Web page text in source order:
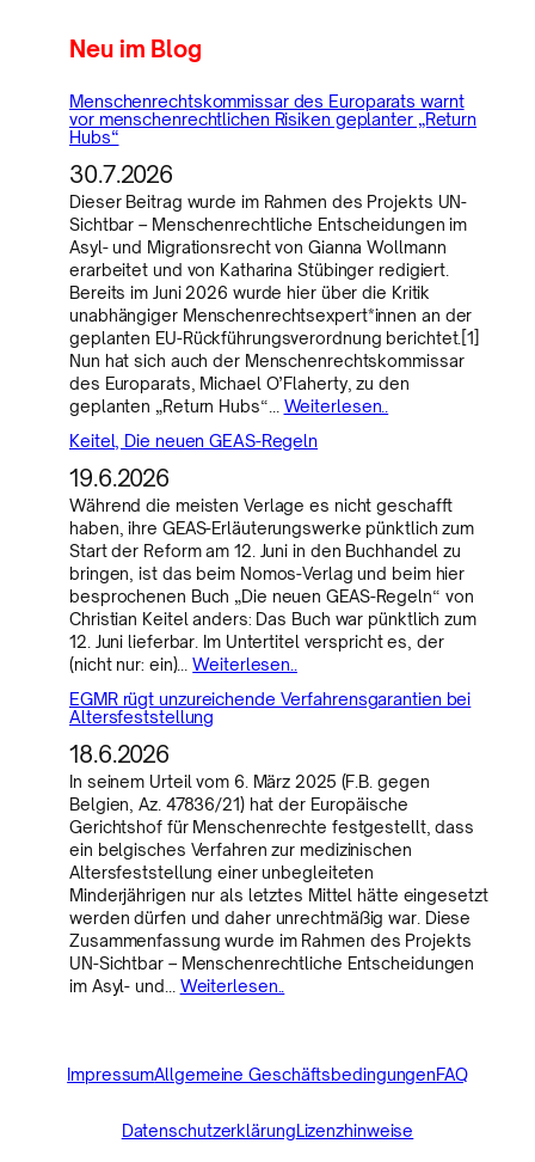
Neu im Blog
Menschenrechtskommissar des Europarats warnt
vor menschenrechtlichen Risiken geplanter „Return
Hubs“
30.7.2026
Dieser Beitrag wurde im Rahmen des Projekts UN-
Sichtbar – Menschenrechtliche Entscheidungen im
Asyl- und Migrationsrecht von Gianna Wollmann
erarbeitet und von Katharina Stübinger redigiert.
Bereits im Juni 2026 wurde hier über die Kritik
unabhängiger Menschenrechtsexpert*innen an der
geplanten EU-Rückführungsverordnung berichtet.[1]
Nun hat sich auch der Menschenrechtskommissar
des Europarats, Michael O’Flaherty, zu den
geplanten „Return Hubs“… Weiterlesen..
Keitel, Die neuen GEAS-Regeln
19.6.2026
Während die meisten Verlage es nicht geschafft
haben, ihre GEAS-Erläuterungswerke pünktlich zum
Start der Reform am 12. Juni in den Buchhandel zu
bringen, ist das beim Nomos-Verlag und beim hier
besprochenen Buch „Die neuen GEAS-Regeln“ von
Christian Keitel anders: Das Buch war pünktlich zum
12. Juni lieferbar. Im Untertitel verspricht es, der
(nicht nur: ein)…Weiterlesen..
EGMR rügt unzureichende Verfahrensgarantien bei
Altersfeststellung
18.6.2026
In seinem Urteil vom 6. März 2025 (F.B. gegen
Belgien, Az. 47836/21) hat der Europäische
Gerichtshof für Menschenrechte festgestellt, dass
ein belgisches Verfahren zur medizinischen
Altersfeststellung einer unbegleiteten
Minderjährigen nur als letztes Mittel hätte eingesetzt
werden dürfen und daher unrechtmäßig war. Diese
Zusammenfassung wurde im Rahmen des Projekts
UN-Sichtbar – Menschenrechtliche Entscheidungen
im Asyl- und… Weiterlesen..
ImpressumAllgemeine GeschäftsbedingungenFAQ
DatenschutzerklärungLizenzhinweise